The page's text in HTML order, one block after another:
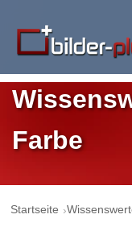
Farbe
Startseite